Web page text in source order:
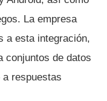
La empresa
a esta integración,
conjuntos de datos
respuestas